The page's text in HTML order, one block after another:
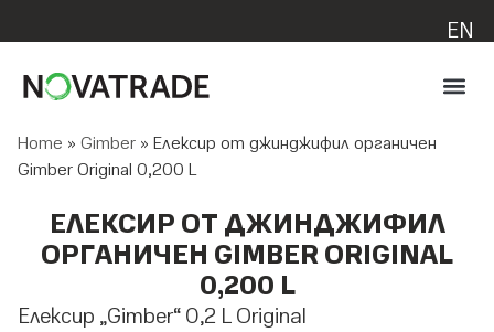
EN
Home » Gimber » Елексир от джинджифил органичен
Gimber Original 0,200 L
ЕЛЕКСИР ОТ ДЖИНДЖИФИЛ
ОРГАНИЧЕН GIMBER ORIGINAL
0,200 L
Елексир „Gimber“ 0,2 L Original